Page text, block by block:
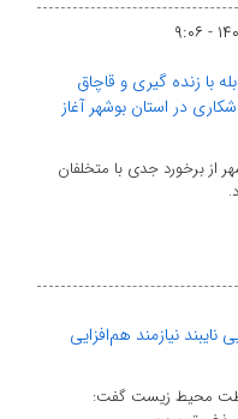
با زنده گیری و قاچاق
در استان بوشهر آغاز
برخورد جدی با متخلفان
نیازمند هم‌افزایی
محیط زیست گفت: